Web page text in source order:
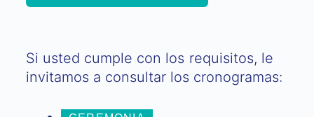
Si usted cumple con los requisitos, le
invitamos a consultar los cronogramas: